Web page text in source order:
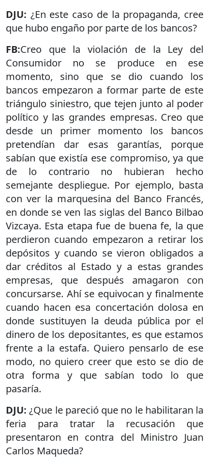
DJU: ¿En este caso de la propaganda, cree
que hubo engaño por parte de los bancos?
FB:Creo que la violación de la Ley del
Consumidor no se produce en ese
momento, sino que se dio cuando los
bancos empezaron a formar parte de este
triángulo siniestro, que tejen junto al poder
político y las grandes empresas. Creo que
desde un primer momento los bancos
pretendían dar esas garantías, porque
sabían que existía ese compromiso, ya que
de lo contrario no hubieran hecho
semejante despliegue. Por ejemplo, basta
con ver la marquesina del Banco Francés,
en donde se ven las siglas del Banco Bilbao
Vizcaya. Esta etapa fue de buena fe, la que
perdieron cuando empezaron a retirar los
depósitos y cuando se vieron obligados a
dar créditos al Estado y a estas grandes
empresas, que después amagaron con
concursarse. Ahí se equivocan y finalmente
cuando hacen esa concertación dolosa en
donde sustituyen la deuda pública por el
dinero de los depositantes, es que estamos
frente a la estafa. Quiero pensarlo de ese
modo, no quiero creer que esto se dio de
otra forma y que sabían todo lo que
pasaría.
DJU: ¿Que le pareció que no le habilitaran la
feria para tratar la recusación que
presentaron en contra del Ministro Juan
Carlos Maqueda?